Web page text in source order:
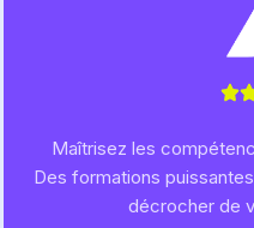
Maîtrisez les
Des formations
décrocher de